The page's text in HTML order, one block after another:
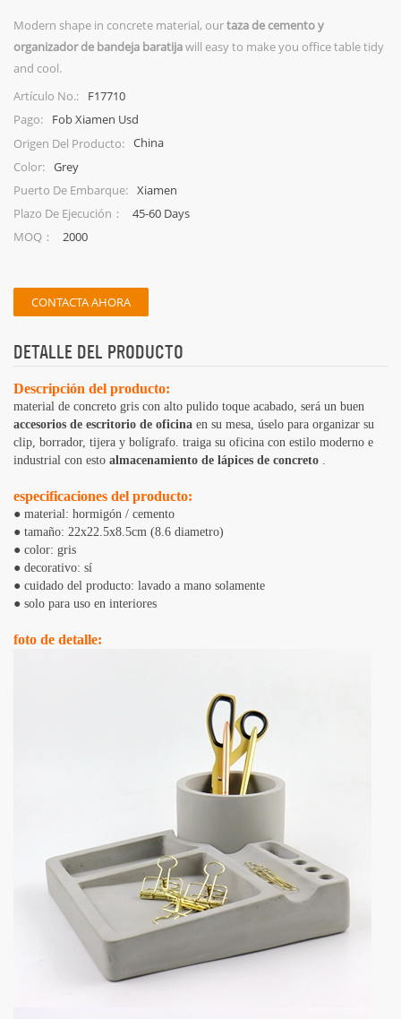
Modern shape in concrete material, ourtaza de cemento y
organizador de bandeja baratijawill easy to make you office table tidy
and cool.
Artículo No.:
F17710
Pago:
Fob Xiamen Usd
Origen Del Producto: China
Color: Grey
Puerto De Embarque: Xiamen
Plazo De Ejecución：
45-60 Days
MOQ：
2000
CONTACTA AHORA
DETALLE DEL PRODUCTO
Descripción del producto:
material de concreto gris con alto pulido toque acabado, será un buen
accesorios de escritorio de oficina en su mesa, úselo para organizar su
clip, borrador, tijera y bolígrafo. traiga su oficina con estilo moderno e
industrial con esto almacenamiento de lápices de concreto
especificaciones del producto:
● material: hormigón / cemento
● tamaño: 22x22.5x8.5cm (8.6 diametro)
● color: gris
● decorativo: sí
● cuidado del producto: lavado a mano solamente
● solo para uso en interiores
foto de detalle: